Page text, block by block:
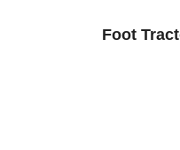
Foot